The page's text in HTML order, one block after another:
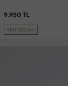
9.950 TL
YENİ SEZON